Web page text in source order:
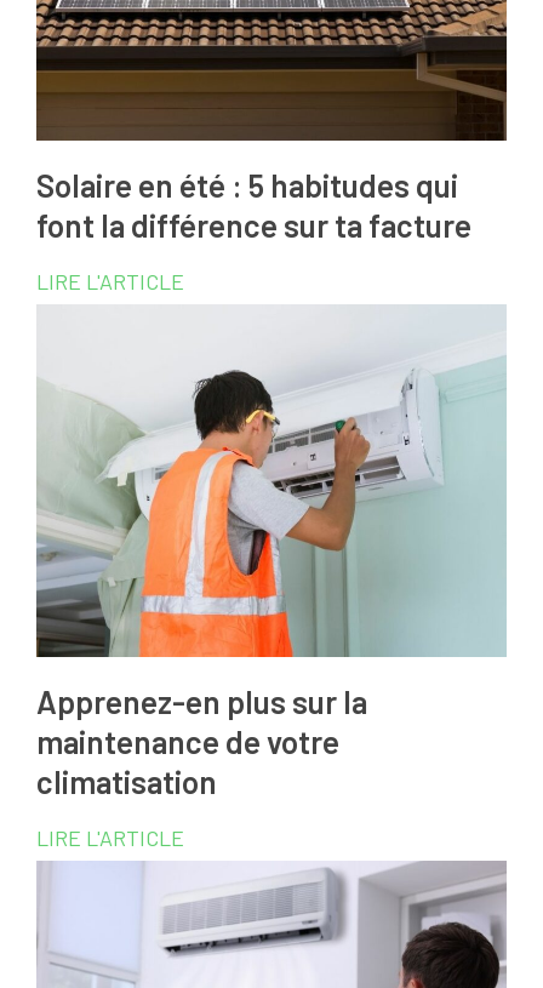
Solaire en été : 5 habitudes qui
font la différence sur ta facture
LIRE L'ARTICLE
Apprenez-en plus sur la
maintenance de votre
climatisation
LIRE L'ARTICLE